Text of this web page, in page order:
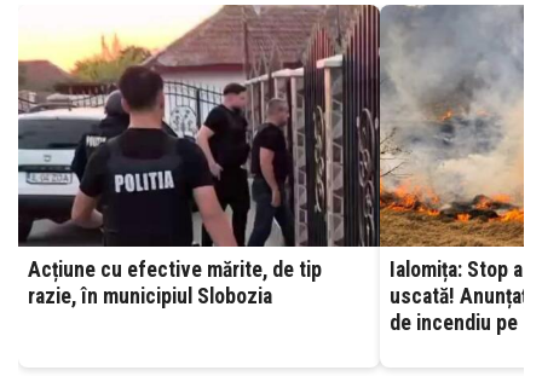
Acțiune cu efective mărite, de tip
razie, în municipiul Slobozia
Ialomița: Stop
uscată! Anunțați
de incendiu pe